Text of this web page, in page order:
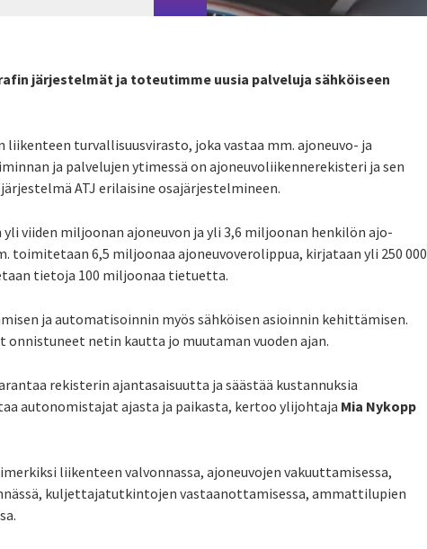
järjestelmät ja toteutimme uusia palveluja sähköiseen
turvallisuusvirasto, joka vastaa mm. ajoneuvo- ja
ja palvelujen ytimessä on ajoneuvoliikennerekisteri ja sen
ATJ erilaisine osajärjestelmineen.
viiden miljoonan ajoneuvon ja yli 3,6 miljoonan henkilön ajo-
toimitetaan 6,5 miljoonaa ajoneuvoverolippua, kirjataan yli 250 000
tietoja 100 miljoonaa tietuetta.
ja automatisoinnin myös sähköisen asioinnin kehittämisen.
netin kautta jo muutaman vuoden ajan.
rekisterin ajantasaisuutta ja säästää kustannuksia
autonomistajat ajasta ja paikasta, kertoo ylijohtaja Mia Nykopp
liikenteen valvonnassa, ajoneuvojen vakuuttamisessa,
kuljettajatutkintojen vastaanottamisessa, ammattilupien